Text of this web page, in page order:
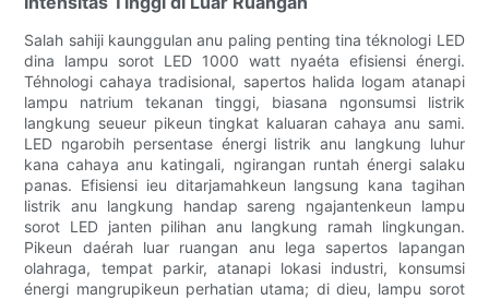
Salah sahiji kaunggulan anu paling penting tina téknologi LED
dina lampu sorot LED 1000 watt nyaéta efisiensi énergi.
Téhnologi cahaya tradisional, sapertos halida logam atanapi
lampu natrium tekanan tinggi, biasana ngonsumsi listrik
langkung seueur pikeun tingkat kaluaran cahaya anu sami.
LED ngarobih persentase énergi listrik anu langkung luhur
kana cahaya anu katingali, ngirangan runtah énergi salaku
panas. Efisiensi ieu ditarjamahkeun langsung kana tagihan
listrik anu langkung handap sareng ngajantenkeun lampu
sorot LED janten pilihan anu langkung ramah lingkungan.
Pikeun daérah luar ruangan anu lega sapertos lapangan
olahraga, tempat parkir, atanapi lokasi industri, konsumsi
énergi mangrupikeun perhatian utama; di dieu, lampu sorot